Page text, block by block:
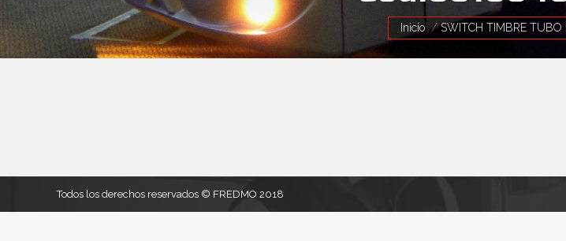
Estás aquí:
Inicio SWITCH TIMBRE TUBO
Todos los derechos reservados © FREDMO 2018